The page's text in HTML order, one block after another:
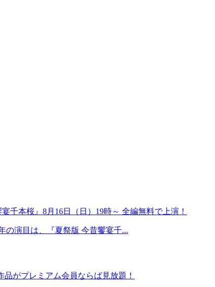
千本桜』8月16日（日）19時～ 全編無料で上演！
の演目は、『夏祭版 今昔饗宴千...
がプレミアム会員ならば見放題！